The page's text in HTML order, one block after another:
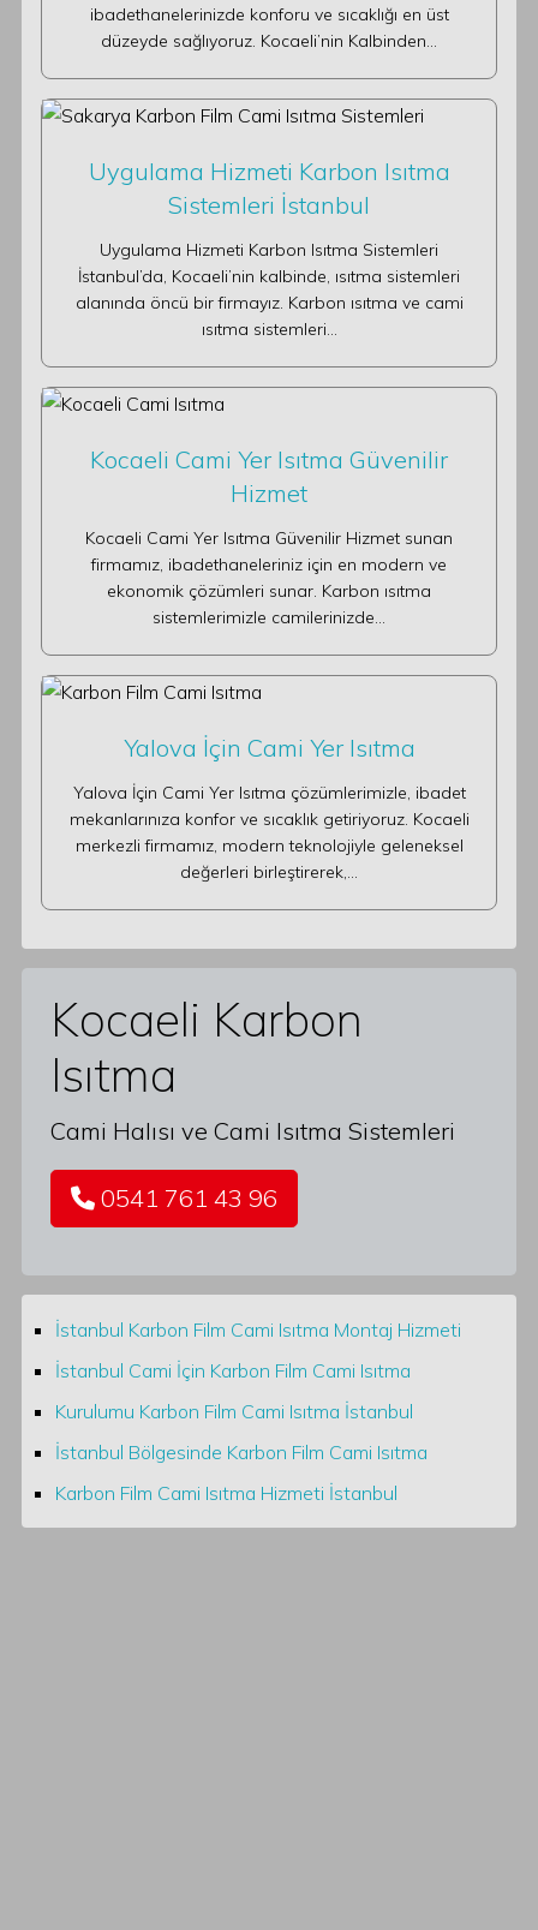
ibadethanelerinizde konforu ve sıcaklığı en üst
düzeyde sağlıyoruz. Kocaeli’nin Kalbinden…
Uygulama Hizmeti Karbon Isıtma
Sistemleri İstanbul
Uygulama Hizmeti Karbon Isıtma Sistemleri
İstanbul’da, Kocaeli’nin kalbinde, ısıtma sistemleri
alanında öncü bir firmayız. Karbon ısıtma ve cami
ısıtma sistemleri…
Kocaeli Cami Yer Isıtma Güvenilir
Hizmet
Kocaeli Cami Yer Isıtma Güvenilir Hizmet sunan
firmamız, ibadethaneleriniz için en modern ve
ekonomik çözümleri sunar. Karbon ısıtma
sistemlerimizle camilerinizde…
Yalova İçin Cami Yer Isıtma
Yalova İçin Cami Yer Isıtma çözümlerimizle, ibadet
mekanlarınıza konfor ve sıcaklık getiriyoruz. Kocaeli
merkezli firmamız, modern teknolojiyle geleneksel
değerleri birleştirerek,…
Kocaeli Karbon
Isıtma
Cami Halısı ve Cami Isıtma Sistemleri
0541 761 43 96
İstanbul Karbon Film Cami Isıtma Montaj Hizmeti
İstanbul Cami İçin Karbon Film Cami Isıtma
Kurulumu Karbon Film Cami Isıtma İstanbul
İstanbul Bölgesinde Karbon Film Cami Isıtma
Karbon Film Cami Isıtma Hizmeti İstanbul